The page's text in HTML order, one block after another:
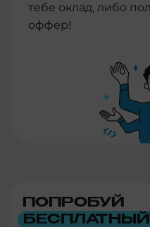
тебе оклад, либо
оффер!
ПОПРОБУЙ